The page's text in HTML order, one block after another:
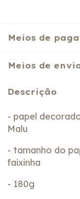
Meios de
Meios de
Descrição
- papel
Malu
- tamanho do
faixinha
- 180g